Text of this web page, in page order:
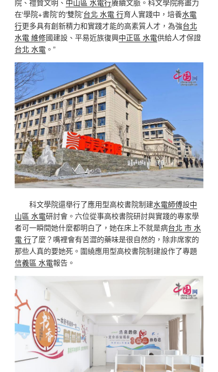
院、禮贊文明、 中山區 水電行賡續文脈。科文學院將盡力
在‘學院+書院’的‘雙院’台北 水電 行育人實踐中，培養水電
行更多具有創新精力和實踐才能的高素質人才，為強台北
水電 維修國建設、平易近族復興中正區 水電供給人才保證
台北 水電 。”
科文學院還舉行了應用型高校書院制建水電師傅設中
山區 水電研討會。六位從事高校書院研討與實踐的專家學
者可一瞬間她什麼都明白了，她在床上不就是病台北 市 水
電 行了麼？嘴裡會有苦澀的藥味是很自然的，除非席家的
那些人真的要她死。圍繞應用型高校書院制建設作了專題
信義區 水電報告。